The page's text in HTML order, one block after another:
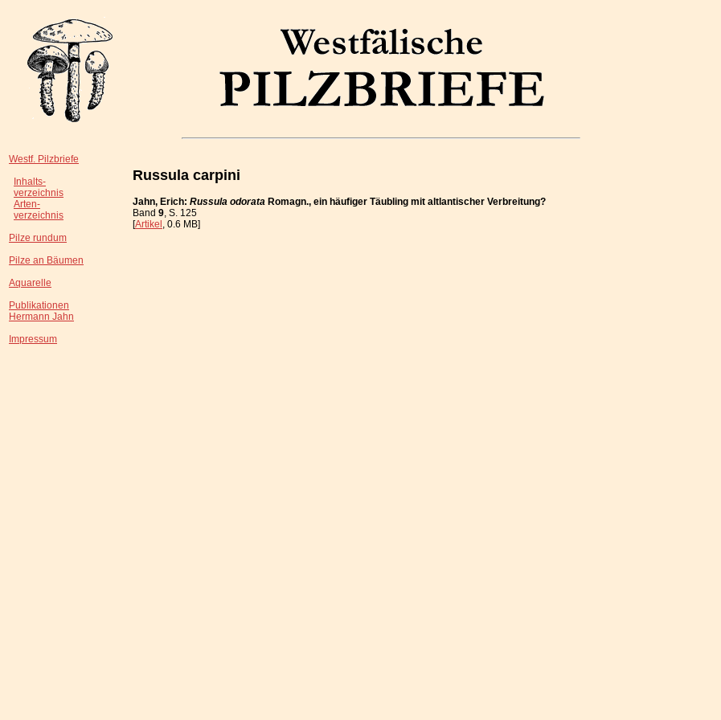
Westf. Pilzbriefe
Inhalts-
verzeichnis
Arten-
verzeichnis
Pilze rundum
Pilze an Bäumen
Aquarelle
Publikationen
Hermann Jahn
Impressum
Russula carpini
Jahn, Erich: Russula odorata Romagn., ein häufiger Täubling mit altlantischer Verbreitung?
Band 9, S. 125
[Artikel, 0.6 MB]